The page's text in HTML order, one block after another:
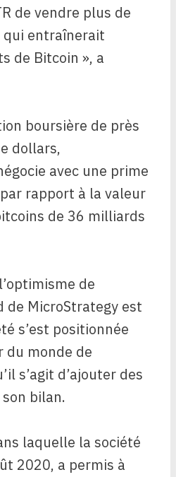
de vendre plus de
entraînerait
de Bitcoin », a
boursière de près
dollars,
avec une prime
rapport à la valeur
de 36 milliards
de
de MicroStrategy est
s’est positionnée
du monde de
s’agit d’ajouter des
bilan.
laquelle la société
2020, a permis à